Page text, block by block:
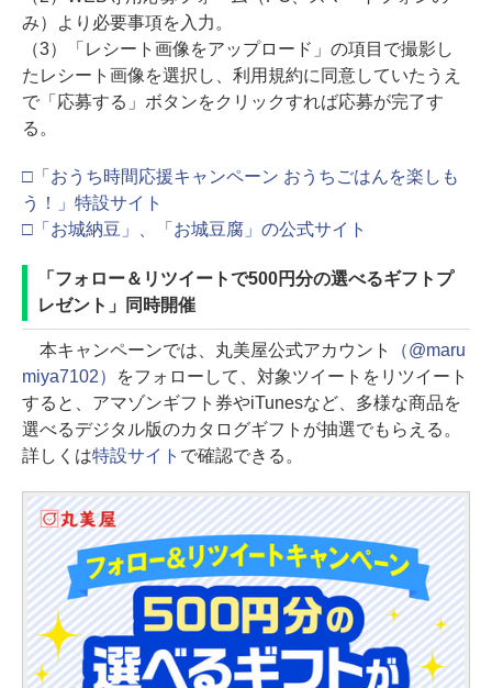
み）より必要事項を入力。
（3）「レシート画像をアップロード」の項目で撮影し
たレシート画像を選択し、利用規約に同意していたうえ
で「応募する」ボタンをクリックすれば応募が完了す
る。
□「おうち時間応援キャンペーン おうちごはんを楽しも
う！」特設サイト
□「お城納豆」、「お城豆腐」の公式サイト
「フォロー＆リツイートで500円分の選べるギフトプ
レゼント」同時開催
本キャンペーンでは、丸美屋公式アカウント
（@maru
miya7102）
をフォローして、対象ツイートをリツイート
すると、アマゾンギフト券やiTunesなど、多様な商品を
選べるデジタル版のカタログギフトが抽選でもらえる。
詳しくは特設サイト で確認できる。